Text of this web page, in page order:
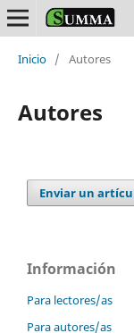
Inicio / Autores
Autores
Enviar un
Información
Para lectores/as
Para autores/as